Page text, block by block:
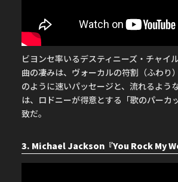
ビヨンセ率いるデスティニーズ・チャイ
曲の凄みは、ヴォーカルの符割（ふわり
のように速いパッセージと、流れるよう
は、ロドニーが得意とする「歌のパーカ
致だ。
3. Michael Jackson『You Rock My